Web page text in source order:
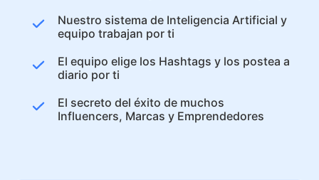
Nuestro sistema de Inteligencia Artificial y
equipo trabajan por ti
El equipo elige los Hashtags y los postea a
diario por ti
El secreto del éxito de muchos
Influencers, Marcas y Emprendedores